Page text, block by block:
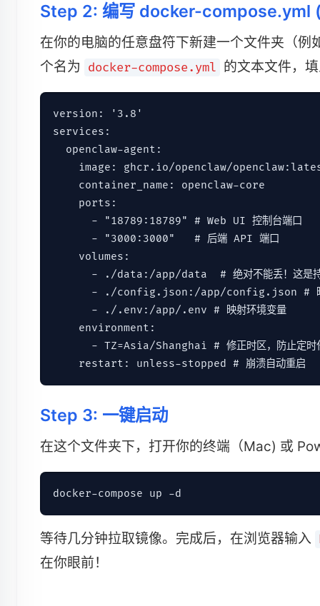
Step 2: 编写 docker-compose.yml
在你的电脑的任意盘符下新建一个文件夹（例
个名为
docker-compose.yml 的文本文件，
version: '3.8'
services:
  openclaw-agent:
image: ghcr.io/openclaw/
    container_name: openclaw-core
    ports:
      - "18789:18789" # Web UI 控制台端口
      - "3000:3000"   # 后端 API 端口
    volumes:
- ./data:/app/data  # 绝对不能丢！这是持
- ./config.json:/app/config.json # 映
      - ./.env:/app/.env # 映射环境变量
    environment:
- TZ=Asia/Shanghai # 修正时区，防止定时
Step 3: 一键启动
在这个文件夹下，打开你的终端（Mac) 或
docker-compose up -d
等待几分钟拉取镜像。完成后，在浏览器输入
在你眼前！